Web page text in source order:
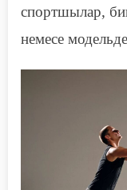
спортшылар,
немесе